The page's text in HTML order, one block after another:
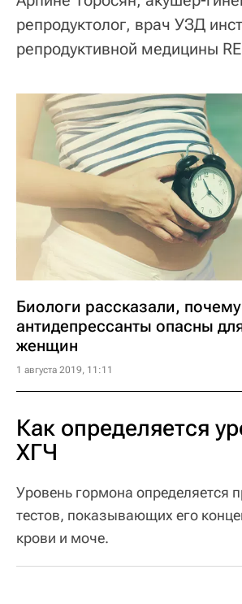
репродуктолог, врач УЗД
репродуктивной медицины
Биологи рассказали, почему
антидепрессанты опасны
женщин
1 августа 2019, 11:11
Как определяется
ХГЧ
Уровень гормона определяется
тестов, показывающих его
крови и моче.